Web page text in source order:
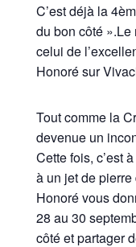
C’est déjà la
du bon côté
celui de
Honoré sur
Tout comme la
devenue un
Cette fois, c’est
à un jet de
Honoré vous
28 au 30
côté et partager